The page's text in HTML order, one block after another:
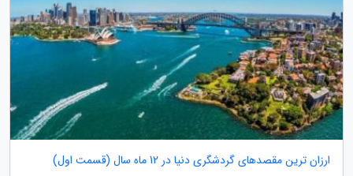
ارزان ترین مقصدهای گردشگری دنیا در 12 ماه سال (قسمت اول)